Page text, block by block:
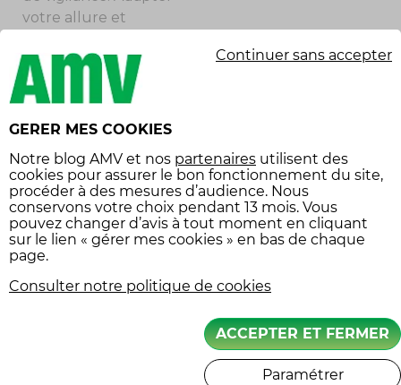
votre allure et
anticipation doivent
être des réflexes, afin
de maximiser vos
temps de réaction
C’est particulièrement
vrai en automne, où
l’on évolue souvent
“entre chien et loup”,
avec un soleil bas en
train de se coucher,
qui est souvent très
GERER MES COOKIES
Notre blog AMV et nos partenaires utilisent des
cookies pour assurer le bon fonctionnement du site,
procéder à des mesures d’audience. Nous
conservons votre choix pendant 13 mois. Vous
pouvez changer d’avis à tout moment en cliquant
sur le lien « gérer mes cookies » en bas de chaque
page.
Consulter notre politique de cookies
Continuer sans accepter
ACCEPTER ET FERMER
Paramétrer